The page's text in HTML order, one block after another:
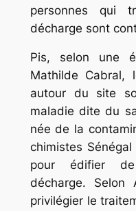
personnes qui
décharge sont
Pis, selon une
Mathilde Cabral,
autour du site
maladie dite du
née de la
chimistes
pour édifier
décharge.
privilégier le